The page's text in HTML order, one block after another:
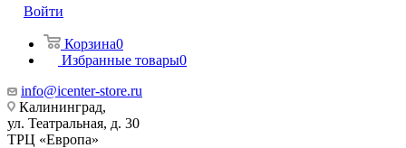
Войти
Корзина0
Избранные товары0
info@icenter-store.ru
Калининград,
ул. Театральная, д. 30
ТРЦ «Европа»